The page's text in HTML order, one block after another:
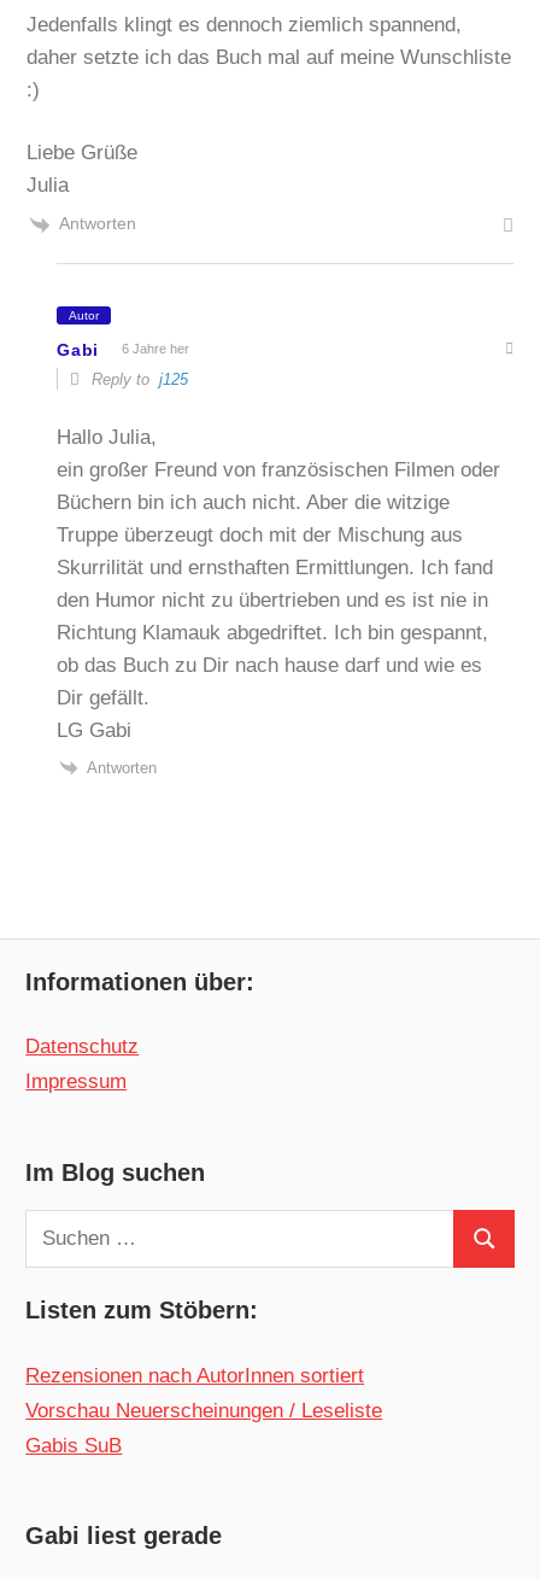
Jedenfalls klingt es dennoch ziemlich spannend,
daher setzte ich das Buch mal auf meine Wunschliste
:)
Liebe Grüße
Julia
Antworten
Autor
Gabi 6 Jahre her
Reply toj125
Hallo Julia,
ein großer Freund von französischen Filmen oder
Büchern bin ich auch nicht. Aber die witzige
Truppe überzeugt doch mit der Mischung aus
Skurrilität und ernsthaften Ermittlungen. Ich fand
den Humor nicht zu übertrieben und es ist nie in
Richtung Klamauk abgedriftet. Ich bin gespannt,
ob das Buch zu Dir nach hause darf und wie es
Dir gefällt.
LG Gabi
Antworten
Informationen über:
Datenschutz
Impressum
Im Blog suchen
Suchen
nach:
Suchen
Listen zum Stöbern:
Rezensionen nach AutorInnen sortiert
Vorschau Neuerscheinungen / Leseliste
Gabis SuB
Gabi liest gerade